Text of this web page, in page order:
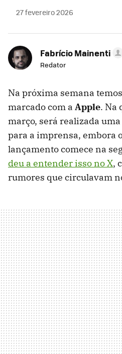
27 fevereiro 2026
Fabrício Mainenti
Redator
Na próxima semana
marcado com a Apple. Na
março, será realizada uma
para a imprensa, embora
lançamento comece na
deu a entender isso no X,
rumores que circulavam